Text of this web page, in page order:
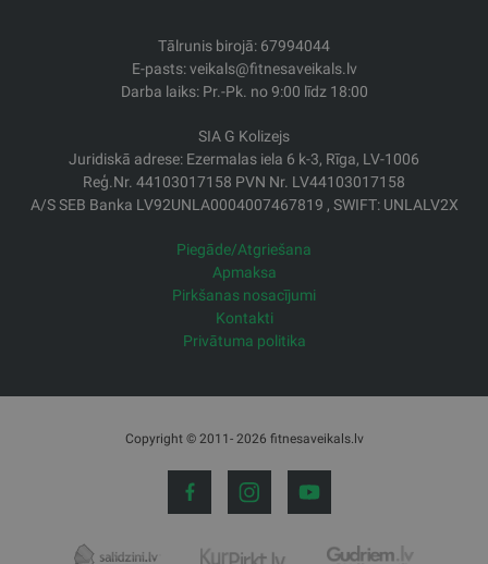
Tālrunis birojā: 67994044
E-pasts: veikals@fitnesaveikals.lv
Darba laiks: Pr.-Pk. no 9:00 līdz 18:00
SIA G Kolizejs
Juridiskā adrese: Ezermalas iela 6 k-3, Rīga, LV-1006
Reģ.Nr. 44103017158 PVN Nr. LV44103017158
A/S SEB Banka LV92UNLA0004007467819 , SWIFT: UNLALV2X
Piegāde/Atgriešana
Apmaksa
Pirkšanas nosacījumi
Kontakti
Privātuma politika
Copyright © 2011- 2026 fitnesaveikals.lv